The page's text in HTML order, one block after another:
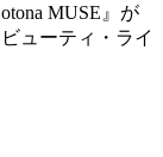
MUSE』が
ューティ・ライ